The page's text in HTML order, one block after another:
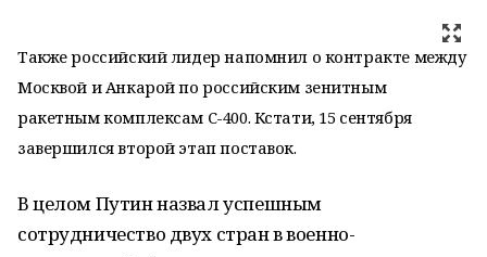
Также российский лидер напомнил о контракте между
Москвой и Анкарой по российским зенитным
ракетным комплексам С-400. Кстати, 15 сентября
завершился второй этап поставок.
В целом Путин назвал успешным
сотрудничество двух стран в военно-